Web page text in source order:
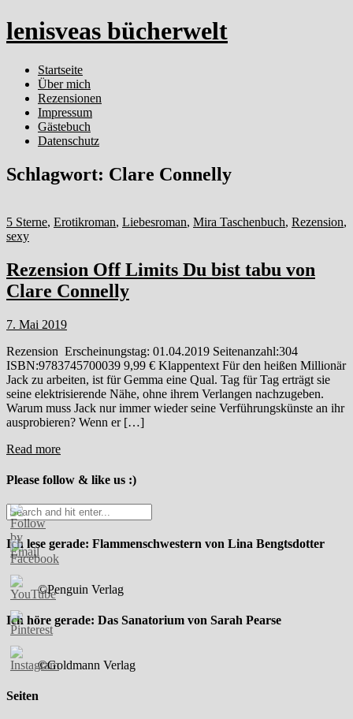
lenisveas bücherwelt
Startseite
Über mich
Rezensionen
Impressum
Gästebuch
Datenschutz
Schlagwort: Clare Connelly
5 Sterne, Erotikroman, Liebesroman, Mira Taschenbuch, Rezension,
sexy
Rezension Off Limits Du bist tabu von
Clare Connelly
7. Mai 2019
Rezension Erscheinungstag: 01.04.2019 Seitenanzahl:304
ISBN:9783745700039 9,99 € Klappentext Für den heißen Millionär
Jack zu arbeiten, ist für Gemma eine Qual. Tag für Tag erträgt sie
seine elektrisierende Nähe, ohne ihrem Verlangen nachzugeben.
Warum muss Jack nur immer wieder seine Verführungskünste an ihr
ausprobieren? Wenn er […]
Read more
Please follow & like us :)
Ich lese gerade: Flammenschwestern von Lina Bengtsdotter
©Penguin Verlag
Ich höre gerade: Das Sanatorium von Sarah Pearse
©Goldmann Verlag
Seiten